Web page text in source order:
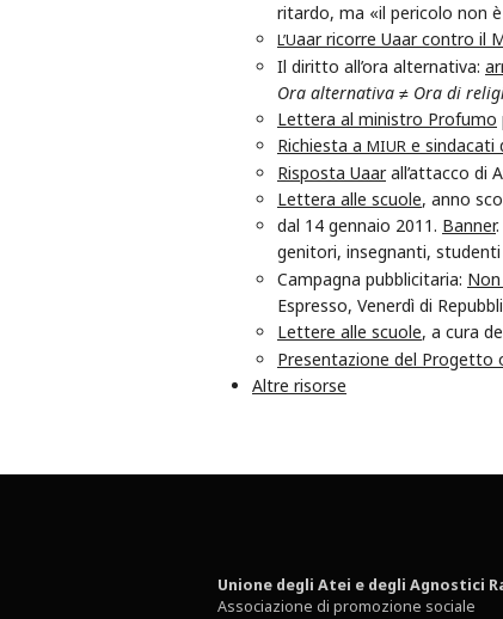
ritardo, ma «il pericolo non
L’Uaar ricorre Uaar contro il
Il diritto all’ora alternativa:
Ora alternativa ≠ Ora di
Lettera al ministro Profumo
Richiesta a MIUR e sindacati
Risposta Uaarall’attacco di
Lettera alle scuole, anno
dal 14 gennaio 2011. Banner.
genitori, insegnanti,
Campagna pubblicitaria:
Espresso, Venerdì di
Lettere alle scuole, a cura
Presentazione del Progetto
Altre risorse
Unione degli Atei e degli Agnostici
Associazione di promozione sociale